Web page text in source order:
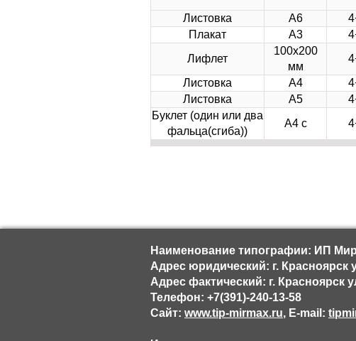
Листовка
А6
Плакат
А3
Лифлет
100х200
мм
Листовка
А4
Листовка
А5
Буклет (один или два
фальца(сгиба))
А4 с
Наименование типографии: ИП
Адрес юридический: г. Красноярск
Адрес фактический: г. Красноярск
Телефон: +7(391)-240-13-58
Сайт: www.tip-mirmax.ru, E-mail: